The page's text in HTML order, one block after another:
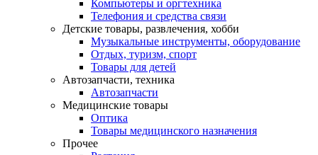
Компьютеры и оргтехника
Телефония и средства связи
Детские товары, развлечения, хобби
Музыкальные инструменты, оборудование
Отдых, туризм, спорт
Товары для детей
Автозапчасти, техника
Автозапчасти
Медицинские товары
Оптика
Товары медицинского назначения
Прочее